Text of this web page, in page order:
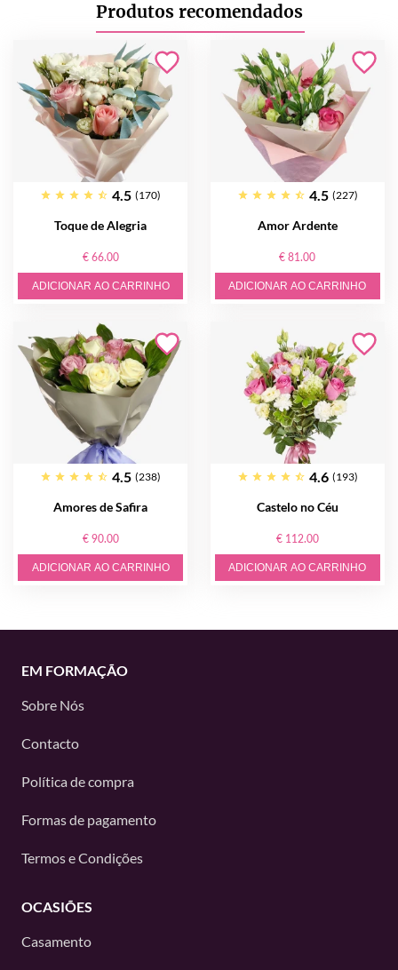
Produtos recomendados
4.5 (170)
Toque de Alegria
€ 66.00
ADICIONAR AO CARRINHO
4.5 (227)
Amor Ardente
€ 81.00
ADICIONAR AO CARRINHO
4.5 (238)
Amores de Safira
€ 90.00
ADICIONAR AO CARRINHO
4.6 (193)
Castelo no Céu
€ 112.00
ADICIONAR AO CARRINHO
EM FORMAÇÃO
Sobre Nós
Contacto
Política de compra
Formas de pagamento
Termos e Condições
OCASIÕES
Casamento